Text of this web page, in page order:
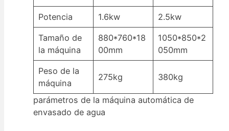
Potencia 1.6kw 2.5kw
Tamaño de
la máquina
880*760*18
00mm
1050*850*2
050mm
Peso de la
máquina
275kg 380kg
parámetros de la máquina automática de
envasado de agua